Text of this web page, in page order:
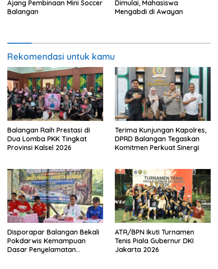
Ajang Pembinaan Mini Soccer
Balangan
Dimulai, Mahasiswa
Mengabdi di Awayan
Rekomendasi untuk kamu
Balangan Raih Prestasi di
Dua Lomba PKK Tingkat
Provinsi Kalsel 2026
Terima Kunjungan Kapolres,
DPRD Balangan Tegaskan
Komitmen Perkuat Sinergi
Disporapar Balangan Bekali
Pokdarwis Kemampuan
Dasar Penyelamatan
ATR/BPN Ikuti Turnamen
Tenis Piala Gubernur DKI
Jakarta 2026